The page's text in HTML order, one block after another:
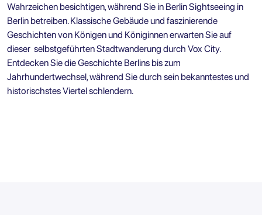
Wahrzeichen besichtigen, während Sie in BerlinSightseeing in
Berlin betreiben. Klassische Gebäude und faszinierende
Geschichten von Königen und Königinnen erwarten Sie auf
dieser selbstgeführten Stadtwanderung durch Vox City.
Entdecken Sie die Geschichte Berlins bis zum
Jahrhundertwechsel, während Sie durch sein bekanntestes und
historischstes Viertel schlendern.